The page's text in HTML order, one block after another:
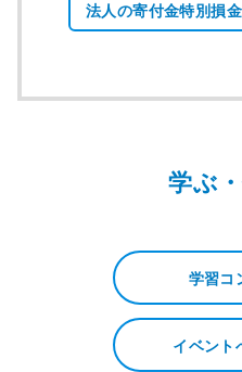
法人の寄付金特別損
学ぶ
学習コ
イベント